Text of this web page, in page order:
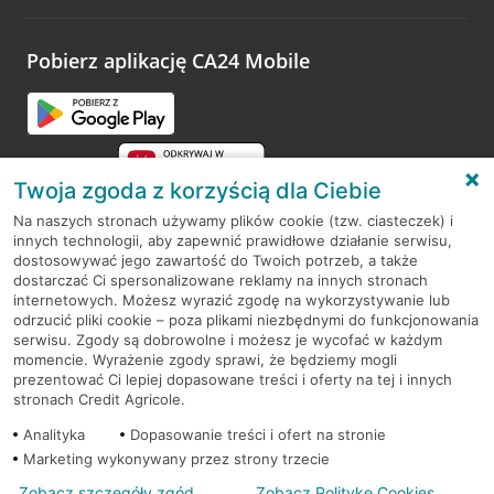
opinie.
Pobierz aplikację CA24 Mobile
RODO
Regulamin serwisu
Mapa serwisu
PolitykaCookies
Twoja zgoda z korzyścią dla Ciebie
Na naszych stronach używamy plików cookie (tzw. ciasteczek) i
innych technologii, aby zapewnić prawidłowe działanie serwisu,
dostosowywać jego zawartość do Twoich potrzeb, a także
dostarczać Ci spersonalizowane reklamy na innych stronach
internetowych. Możesz wyrazić zgodę na wykorzystywanie lub
odrzucić pliki cookie – poza plikami niezbędnymi do funkcjonowania
serwisu. Zgody są dobrowolne i możesz je wycofać w każdym
momencie. Wyrażenie zgody sprawi, że będziemy mogli
prezentować Ci lepiej dopasowane treści i oferty na tej i innych
stronach Credit Agricole.
Analityka
Dopasowanie treści i ofert na stronie
Marketing wykonywany przez strony trzecie